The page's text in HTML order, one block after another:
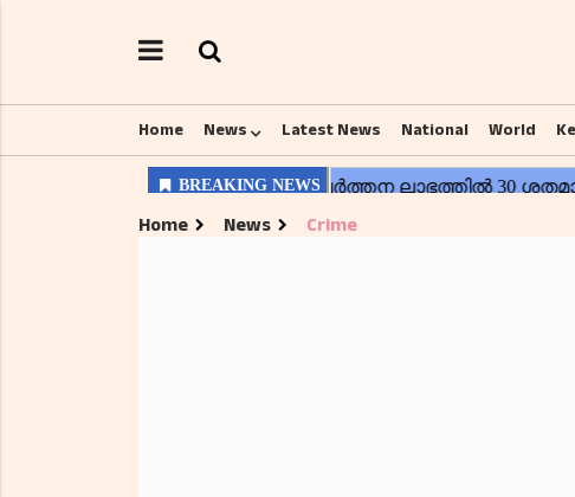
Home News Latest News National World
Home News Crime